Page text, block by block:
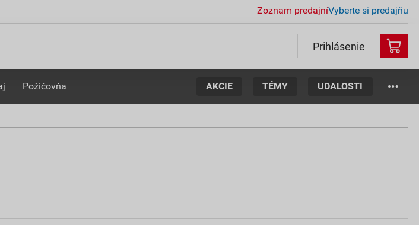
Zoznam predajníVyberte si predajňu
Prihlásenie
Požičovňa AKCIE TÉMY UDALOSTI